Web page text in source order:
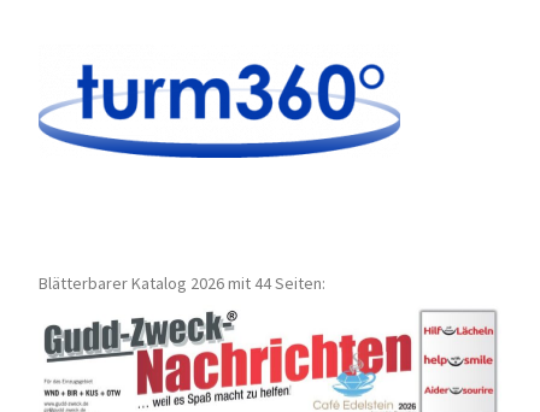
Blätterbarer Katalog 2026 mit 44 Seiten: